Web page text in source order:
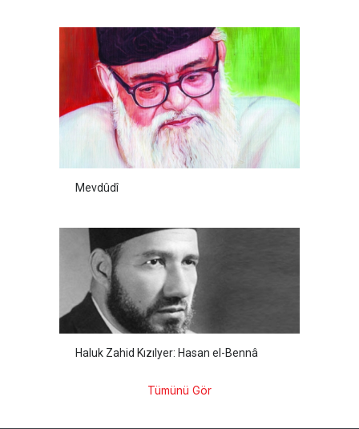
Mevdûdî
Haluk Zahid Kızılyer: Hasan el-Bennâ
Tümünü Gör